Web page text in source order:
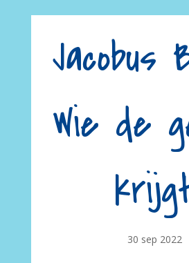
Jacobus
Wie de
30 sep 2022